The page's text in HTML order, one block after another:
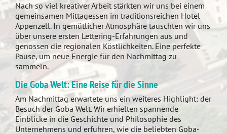
Nach so viel kreativer Arbeit stärkten wir uns bei einem
gemeinsamen Mittagessen im traditionsreichen Hotel
Appenzell. In gemütlicher Atmosphäre tauschten wir uns
über unsere ersten Lettering-Erfahrungen aus und
genossen die regionalen Köstlichkeiten. Eine perfekte
Pause, um neue Energie für den Nachmittag zu
sammeln.
Die Goba Welt: Eine Reise für die Sinne
Am Nachmittag erwartete uns ein weiteres Highlight: der
Besuch der Goba Welt. Wir erhielten spannende
Einblicke in die Geschichte und Philosophie des
Unternehmens und erfuhren, wie die beliebten Goba-